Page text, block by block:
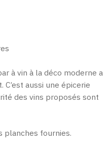
à vin à la déco moderne a
aussi une épicerie
des vins proposés sont
planches fournies.